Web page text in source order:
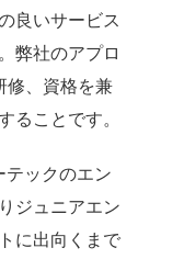
良いサービス
弊社のアプロ
修、資格を兼
ることです。
テックのエン
ジュニアエン
に出向くまで